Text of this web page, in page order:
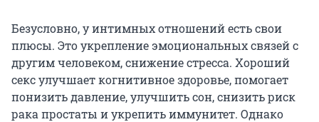
Безусловно, у интимных отношений есть свои
плюсы. Это укрепление эмоциональных связей с
другим человеком, снижение стресса. Хороший
секс улучшает когнитивное здоровье, помогает
понизить давление, улучшить сон, снизить риск
рака простаты и укрепить иммунитет. Однако